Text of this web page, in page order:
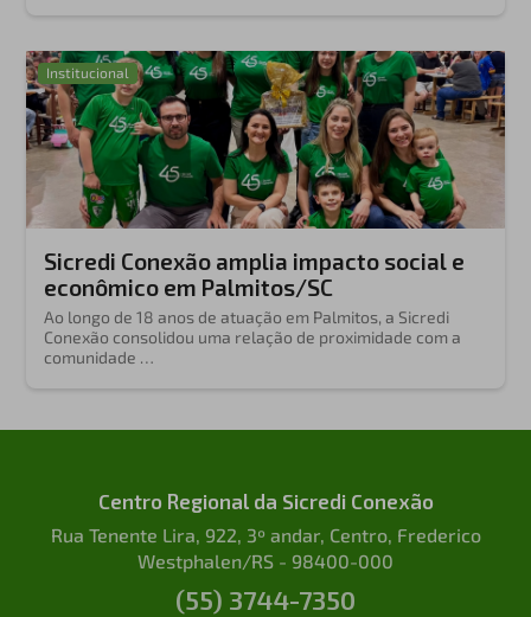
Institucional
Sicredi Conexão amplia impacto social e
econômico em Palmitos/SC
Ao longo de 18 anos de atuação em Palmitos, a Sicredi
Conexão consolidou uma relação de proximidade com a
comunidade …
Centro Regional da Sicredi Conexão
Rua Tenente Lira, 922, 3º andar, Centro, Frederico
Westphalen/RS - 98400-000
(55) 3744-7350